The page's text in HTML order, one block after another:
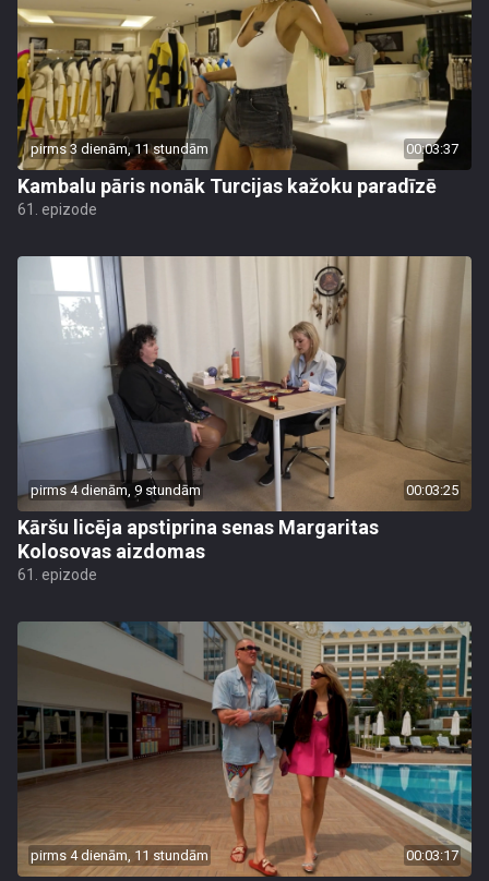
pirms 3 dienām, 11 stundām 00:03:37
Kambalu pāris nonāk Turcijas kažoku paradīzē
61. epizode
pirms 4 dienām, 9 stundām 00:03:25
Kāršu licēja apstiprina senas Margaritas
Kolosovas aizdomas
61. epizode
pirms 4 dienām, 11 stundām 00:03:17